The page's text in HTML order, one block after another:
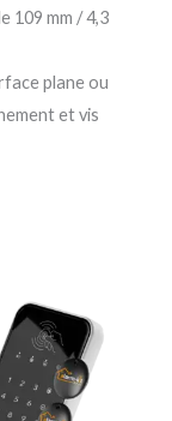
109 mm / 4,3
plane ou
et vis